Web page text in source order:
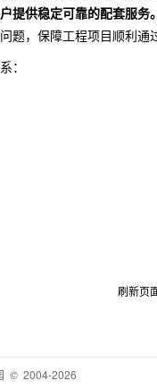
提供稳定可靠的配套服务
题，保障工程项目顺利通
：
刷新页
© 2004-2026